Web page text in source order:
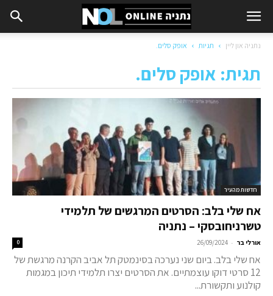
נתניה און ליין תגיות אופק סלים.
תגית: אופק סלים.
חדשות מהעיר
אח שלי בלב: הסרטים המרגשים של תלמידי
טשרניחובסקי – נתניה
אורלי בר -
26/09/2024
0
אח שלי בלב. ביום שני נערכה בסינמטק תל אביב הקרנה מרגשת של
12 סרטי דוקו עוצמתיים. את הסרטים יצרו תלמידי תיכון במגמות
קולנוע ותקשורת...